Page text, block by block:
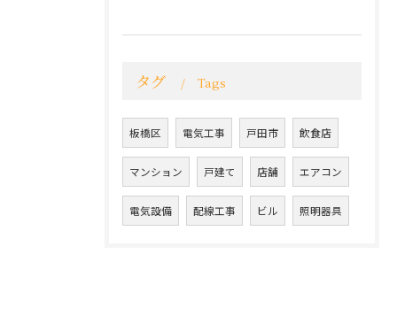
タグ Tags
板橋区 電気工事 戸田市 飲食店
マンション 戸建て 店舗 エアコン
電気設備 配線工事 ビル 照明器具